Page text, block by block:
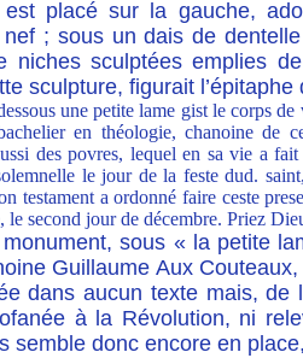
placé sur la gauche,
; sous un dais de
niches sculptées emplies
sculpture, figurait
une petite lame gist le corps
en théologie, chanoine de
des povres, lequel en sa vie a
le jour de la feste dud.
testament a ordonné faire ceste
le second jour de décembre. Priez
sous « la petite
Guillaume Aux
dans aucun texte mais, de
à la Révolution, ni
semble donc encore en